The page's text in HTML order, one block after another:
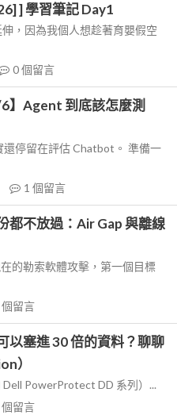
] 學習筆記 Day1
，因為我個人想趁著育嬰假空
0個留言
】Agent 到底該怎麼測
停留在評估 Chatbot。 準備一
1 個留言
都不放過：Air Gap 與離線
的勒索軟體攻擊，第一個目標
個留言
以塞進 30 倍的資料？聊聊
）
PowerProtect DD 系列）...
個留言